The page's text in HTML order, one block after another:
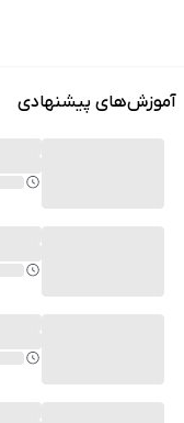
آموزش‌های پیشنهادی